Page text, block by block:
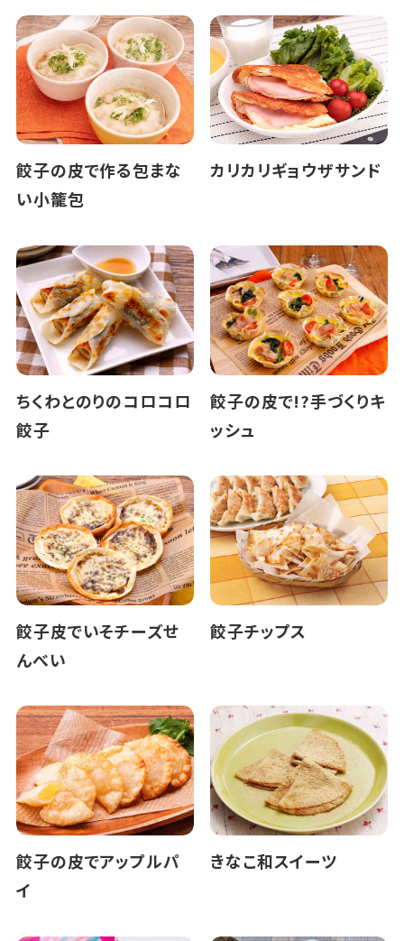
餃子の皮で作る包まな
い小籠包
カリカリギョウザサンド
ちくわとのりのコロコロ
餃子
餃子の皮で!?手づくりキ
ッシュ
餃子皮でいそチーズせ
んべい
餃子チップス
餃子の皮でアップルパ
イ
きなこ和スイーツ